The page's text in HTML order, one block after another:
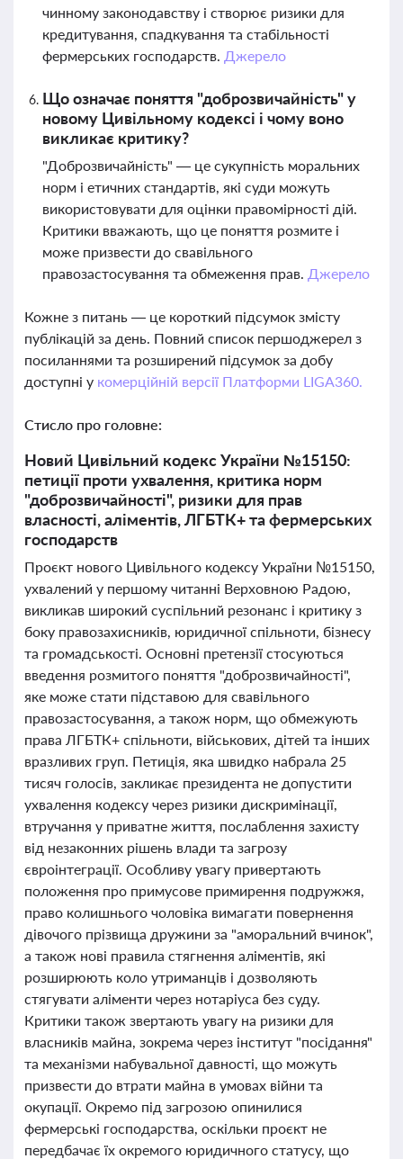
чинному законодавству і створює ризики для
кредитування, спадкування та стабільності
фермерських господарств. Джерело
Що означає поняття "доброзвичайність" у
новому Цивільному кодексі і чому воно
викликає критику?
"Доброзвичайність" — це сукупність моральних
норм і етичних стандартів, які суди можуть
використовувати для оцінки правомірності дій.
Критики вважають, що це поняття розмите і
може призвести до свавільного
правозастосування та обмеження прав. Джерело
Кожне з питань — це короткий підсумок змісту
публікацій за день. Повний список першоджерел з
посиланнями та розширений підсумок за добу
доступні у комерційній версії Платформи LIGA360.
Стисло про головне:
Новий Цивільний кодекс України №15150:
петиції проти ухвалення, критика норм
"доброзвичайності", ризики для прав
власності, аліментів, ЛГБТК+ та фермерських
господарств
Проєкт нового Цивільного кодексу України №15150,
ухвалений у першому читанні Верховною Радою,
викликав широкий суспільний резонанс і критику з
боку правозахисників, юридичної спільноти, бізнесу
та громадськості. Основні претензії стосуються
введення розмитого поняття "доброзвичайності",
яке може стати підставою для свавільного
правозастосування, а також норм, що обмежують
права ЛГБТК+ спільноти, військових, дітей та інших
вразливих груп. Петиція, яка швидко набрала 25
тисяч голосів, закликає президента не допустити
ухвалення кодексу через ризики дискримінації,
втручання у приватне життя, послаблення захисту
від незаконних рішень влади та загрозу
євроінтеграції. Особливу увагу привертають
положення про примусове примирення подружжя,
право колишнього чоловіка вимагати повернення
дівочого прізвища дружини за "аморальний вчинок",
а також нові правила стягнення аліментів, які
розширюють коло утриманців і дозволяють
стягувати аліменти через нотаріуса без суду.
Критики також звертають увагу на ризики для
власників майна, зокрема через інститут "посідання"
та механізми набувальної давності, що можуть
призвести до втрати майна в умовах війни та
окупації. Окремо під загрозою опинилися
фермерські господарства, оскільки проєкт не
передбачає їх окремого юридичного статусу, що